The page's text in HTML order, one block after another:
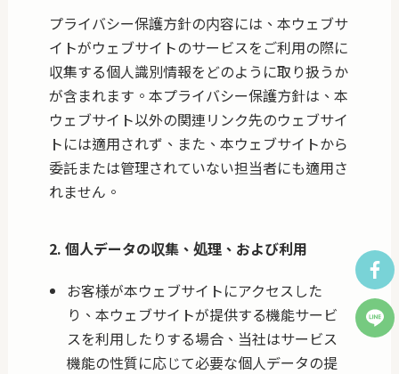
プライバシー保護方針の内容には、本ウェブサ
イトがウェブサイトのサービスをご利用の際に
収集する個人識別情報をどのように取り扱うか
が含まれます。本プライバシー保護方針は、本
ウェブサイト以外の関連リンク先のウェブサイ
トには適用されず、また、本ウェブサイトから
委託または管理されていない担当者にも適用さ
れません。
2. 個人データの収集、処理、および利用
お客様が本ウェブサイトにアクセスした
り、本ウェブサイトが提供する機能サービ
スを利用したりする場合、当社はサービス
機能の性質に応じて必要な個人データの提